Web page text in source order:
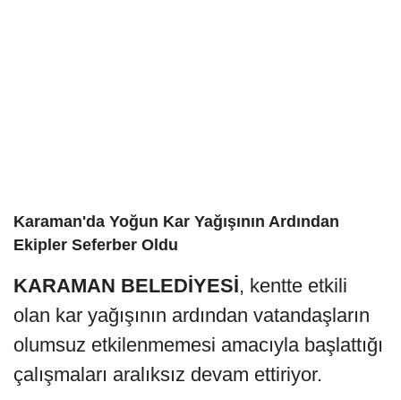
Karaman'da Yoğun Kar Yağışının Ardından
Ekipler Seferber Oldu
KARAMAN BELEDİYESİ, kentte etkili
olan kar yağışının ardından vatandaşların
olumsuz etkilenmemesi amacıyla başlattığı
çalışmaları aralıksız devam ettiriyor.